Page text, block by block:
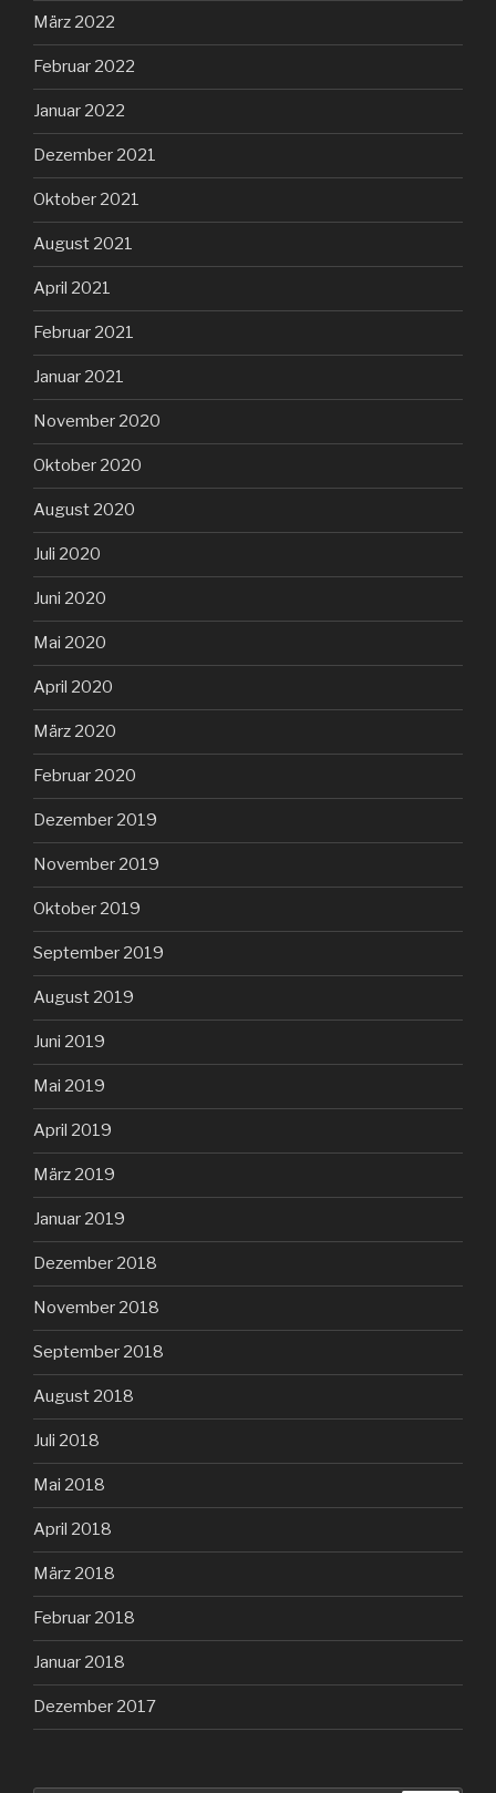
März 2022
Februar 2022
Januar 2022
Dezember 2021
Oktober 2021
August 2021
April 2021
Februar 2021
Januar 2021
November 2020
Oktober 2020
August 2020
Juli 2020
Juni 2020
Mai 2020
April 2020
März 2020
Februar 2020
Dezember 2019
November 2019
Oktober 2019
September 2019
August 2019
Juni 2019
Mai 2019
April 2019
März 2019
Januar 2019
Dezember 2018
November 2018
September 2018
August 2018
Juli 2018
Mai 2018
April 2018
März 2018
Februar 2018
Januar 2018
Dezember 2017